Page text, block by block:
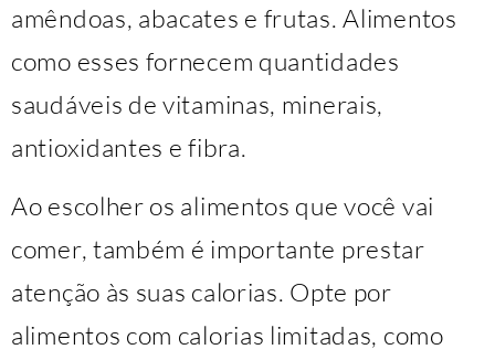
amêndoas, abacates e frutas. Alimentos
como esses fornecem quantidades
saudáveis de vitaminas, minerais,
antioxidantes e fibra.
Ao escolher os alimentos que você vai
comer, também é importante prestar
atenção às suas calorias. Opte por
alimentos com calorias limitadas, como